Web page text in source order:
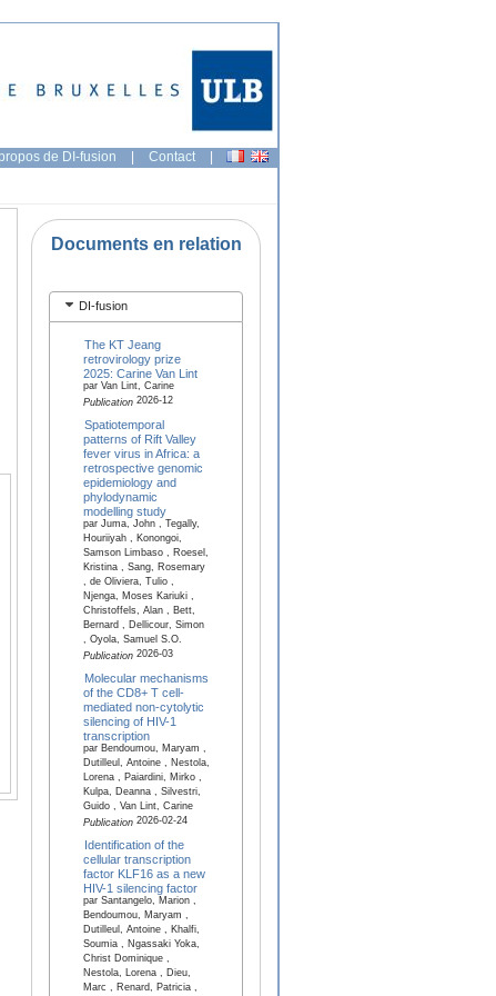
de DI-fusion | Contact |
Documents en relation
DI-fusion
The KT Jeang
retrovirology prize
2025: Carine Van Lint
par Van Lint, Carine
Publication2026-12
Spatiotemporal
patterns of Rift Valley
fever virus in Africa: a
retrospective genomic
epidemiology and
phylodynamic
modelling study
par Juma, John , Tegally,
Houriiyah , Konongoi,
Samson Limbaso , Roesel,
Kristina , Sang, Rosemary
, de Oliviera, Tulio ,
Njenga, Moses Kariuki ,
Christoffels, Alan , Bett,
Bernard , Dellicour, Simon
, Oyola, Samuel S.O.
Publication2026-03
Molecular mechanisms
of the CD8+ T cell-
mediated non-cytolytic
silencing of HIV-1
transcription
par Bendoumou, Maryam ,
Dutilleul, Antoine , Nestola,
Lorena , Paiardini, Mirko ,
Kulpa, Deanna , Silvestri,
Guido , Van Lint, Carine
Publication2026-02-24
Identification of the
cellular transcription
factor KLF16 as a new
HIV-1 silencing factor
par Santangelo, Marion ,
Bendoumou, Maryam ,
Dutilleul, Antoine , Khalfi,
Soumia , Ngassaki Yoka,
Christ Dominique ,
Nestola, Lorena , Dieu,
Marc , Renard, Patricia ,